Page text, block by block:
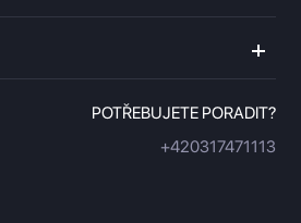
POTŘEBUJETE PORADIT?
+420317471113